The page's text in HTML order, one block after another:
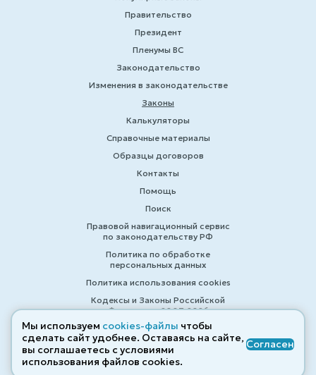
Правительство
Президент
Пленумы ВС
Законодательство
Изменения в законодательстве
Законы
Калькуляторы
Справочные материалы
Образцы договоров
Контакты
Помощь
Поиск
Правовой навигационный сервис
по законодательству РФ
Политика по обработке
персональных данных
Политика использования cookies
Кодексы и Законы Российской
Федерации 2007-2026
© ZAKONRF.INFO
Мы используем cookies-файлы чтобы
сделать сайт удобнее. Оставаясь на сайте,
вы соглашаетесь с условиями
использования файлов cооkies.
Согласен